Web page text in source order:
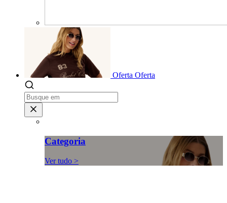
Oferta Oferta
Categoria
Ver tudo >